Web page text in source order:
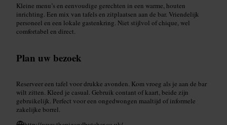
Kleine menu’s en eenvoudige gerechten in een warme, houten
inrichting. Een mix van tafels en zitplaatsen aan de bar. Vriendelijk
personeel en een lokale gastenkring. Niet stijlvol of chique, wel
comfortabel en direct.
Plan uw bezoek
Reserveer een tafel voor drukke avonden. Kom vroeg als je aan de bar
wilt zitten. Kleed je casual. Gebruik contant of kaart, beide zijn
gebruikelijk. Perfect voor een ongedwongen maaltijd of informele
zakelijke borrel.